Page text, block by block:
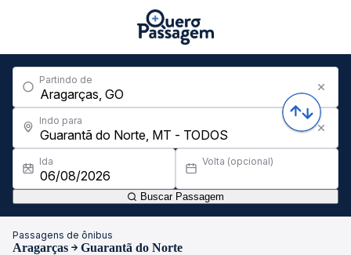
Partindo de
Indo para
Ida Volta (opcional)
Buscar Passagem
Passagens de ônibus
Aragarças Guarantã do Norte